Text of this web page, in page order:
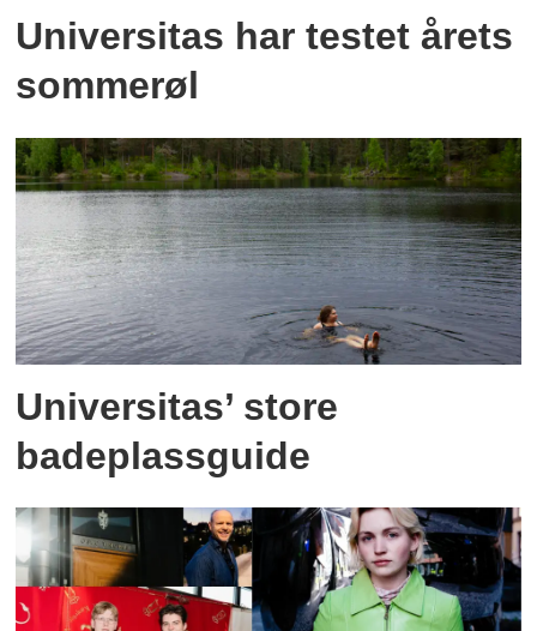
Universitas har testet årets
sommerøl
Universitas’ store
badeplassguide